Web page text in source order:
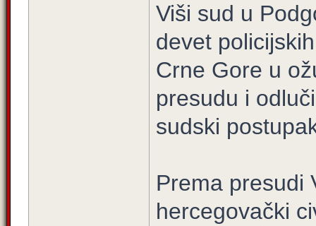
Viši sud u
devet
Crne Gore u
presudu i
sudski
Prema presudi
hercegovački